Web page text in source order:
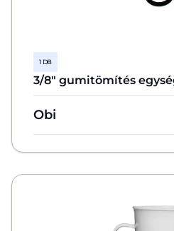
1 DB
3/8" gumitömítés
Obi